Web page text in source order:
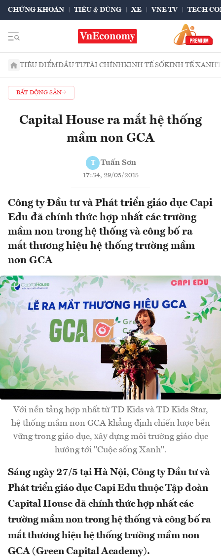
CHỨNG KHOÁN TIÊU & DÙNG XE VNE TV TECH
TIÊU ĐIỂMĐẦU TƯTÀI CHÍNHKINH TẾ SỐKINH TẾ XANH
BẤT ĐỘNG SẢN
Capital House ra mắt hệ thống
mầm non GCA
T Tuấn Sơn
17:34, 29/05/2018
Công ty Đầu tư và Phát triển giáo dục Capi
Edu đã chính thức hợp nhất các trường
mầm non trong hệ thống và công bố ra
mắt thương hiệu hệ thống trường mầm
non GCA
Với nền tảng hợp nhất từ TD Kids và TD Kids Star,
hệ thống mầm non GCA khẳng định chiến lược bền
vững trong giáo dục, xây dựng môi trường giáo dục
hướng tới "Cuộc sống Xanh".
Sáng ngày 27/5 tại Hà Nội, Công ty Đầu tư và
Phát triển giáo dục Capi Edu thuộc Tập đoàn
Capital House đã chính thức hợp nhất các
trường mầm non trong hệ thống và công bố ra
mắt thương hiệu hệ thống trường mầm non
GCA (Green Capital Academy).